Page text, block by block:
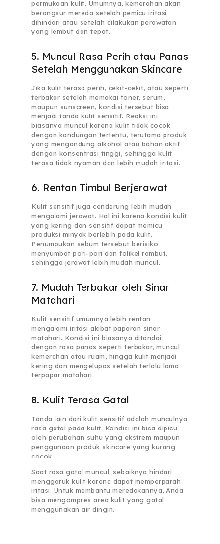
permukaan kulit. Umumnya, kemerahan akan
berangsur mereda setelah pemicu iritasi
dihindari atau setelah dilakukan perawatan
yang lembut dan tepat.
5. Muncul Rasa Perih atau Panas
Setelah Menggunakan Skincare
Jika kulit terasa perih, cekit-cekit, atau seperti
terbakar setelah memakai toner, serum,
maupun sunscreen, kondisi tersebut bisa
menjadi tanda kulit sensitif. Reaksi ini
biasanya muncul karena kulit tidak cocok
dengan kandungan tertentu, terutama produk
yang mengandung alkohol atau bahan aktif
dengan konsentrasi tinggi, sehingga kulit
terasa tidak nyaman dan lebih mudah iritasi.
6. Rentan Timbul Berjerawat
Kulit sensitif juga cenderung lebih mudah
mengalami jerawat. Hal ini karena kondisi kulit
yang kering dan sensitif dapat memicu
produksi minyak berlebih pada kulit.
Penumpukan sebum tersebut berisiko
menyumbat pori-pori dan folikel rambut,
sehingga jerawat lebih mudah muncul.
7. Mudah Terbakar oleh Sinar
Matahari
Kulit sensitif umumnya lebih rentan
mengalami iritasi akibat paparan sinar
matahari. Kondisi ini biasanya ditandai
dengan rasa panas seperti terbakar, muncul
kemerahan atau ruam, hingga kulit menjadi
kering dan mengelupas setelah terlalu lama
terpapar matahari.
8. Kulit Terasa Gatal
Tanda lain dari kulit sensitif adalah munculnya
rasa gatal pada kulit. Kondisi ini bisa dipicu
oleh perubahan suhu yang ekstrem maupun
penggunaan produk skincare yang kurang
cocok.
Saat rasa gatal muncul, sebaiknya hindari
menggaruk kulit karena dapat memperparah
iritasi. Untuk membantu meredakannya, Anda
bisa mengompres area kulit yang gatal
menggunakan air dingin.